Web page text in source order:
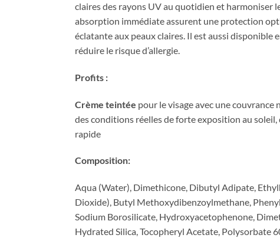
clairesdes rayons UVau quotidien et harmoniser
absorption immédiateassurent une protection
éclatanteaux peauxclaires. Il estaussi disponible
réduire le risqued’allergie.
Profits :
Crème teintée pour levisageavec unecouvrance
desconditions réellesdeforteexposition au soleil,
rapide
Composition:
Aqua (Water), Dimethicone, Dibutyl Adipate,
Dioxide), Butyl Methoxydibenzoylmethane,
Sodium Borosilicate, Hydroxyacetophenone,
Hydrated Silica, Tocopheryl Acetate, Polysorbate